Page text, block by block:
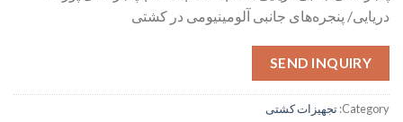
دریایی/ پنجره‌های جانبی آلومینیومی در کشتی
SEND INQUIRY
Category: تجهیزات کشتی